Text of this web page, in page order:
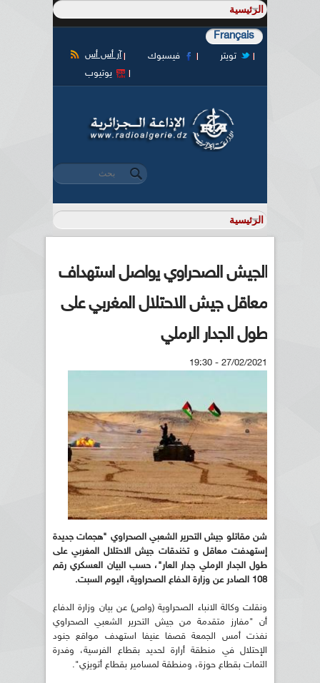
Français
آر أس أس فيسبوك
تويتر
يوتيوب
استمارة البحث
‏بحث ‏
الجيش الصحراوي يواصل استهداف
معاقل جيش الاحتلال المغربي على
طول الجدار الرملي
27/02/2021 - 19:30
شن مقاتلو جيش التحرير الشعبي الصحراوي "هجمات جديدة
إستهدفت معاقل و تخندقات جيش الاحتلال المغربي على
طول الجدار الرملي جدار العار"، حسب البيان العسكري رقم
108 الصادر عن وزارة الدفاع الصحراوية، اليوم السبت.
ونقلت وكالة الانباء الصحراوية (واص) عن بيان وزارة الدفاع
أن "مفارز متقدمة من جيش التحرير الشعبي الصحراوي
نفذت أمس الجمعة قصفا عنيفا استهدف مواقع جنود
الإحتلال في منطقة أرارة لحديد بقطاع الفرسية، وفدرة
التمات بقطاع حوزة، ومنطقة لمسامير بقطاع أتويزي".